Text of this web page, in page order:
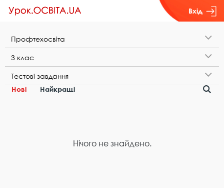
Вхід
П​р​о​ф​т​е​х​о​с​в​і​т​а
3​ ​к​л​а​с
Т​е​с​т​о​в​і​ ​з​а​в​д​а​н​н​я
Нові
Найкращі
Нічого не знайдено.